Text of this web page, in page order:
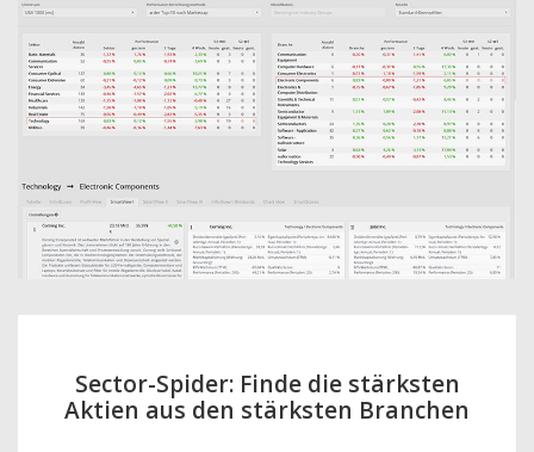
Sector-Spider: Finde die stärksten
Aktien aus den stärksten Branchen